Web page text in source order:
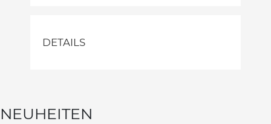
DETAILS
NEUHEITEN